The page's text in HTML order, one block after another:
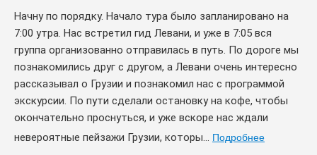
Начну по порядку. Начало тура было запланировано на
7:00 утра. Нас встретил гид Левани, и уже в 7:05 вся
группа организованно отправилась в путь. По дороге мы
познакомились друг с другом, а Левани очень интересно
рассказывал о Грузии и познакомил нас с программой
экскурсии. По пути сделали остановку на кофе, чтобы
окончательно проснуться, и уже вскоре нас ждали
невероятные пейзажи Грузии, которы... Подробнее